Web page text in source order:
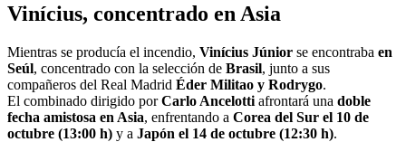
Vinícius, concentrado en Asia
Mientras se producía el incendio, Vinícius Júnior se encontraba en
Seúl, concentrado con la selección de Brasil, junto a sus
compañeros del Real Madrid Éder Militao y Rodrygo.
El combinado dirigido porCarlo Ancelotti afrontará una doble
fecha amistosa en Asia, enfrentando a Corea del Sur el 10 de
octubre (13:00 h) y a Japón el 14 de octubre (12:30 h).